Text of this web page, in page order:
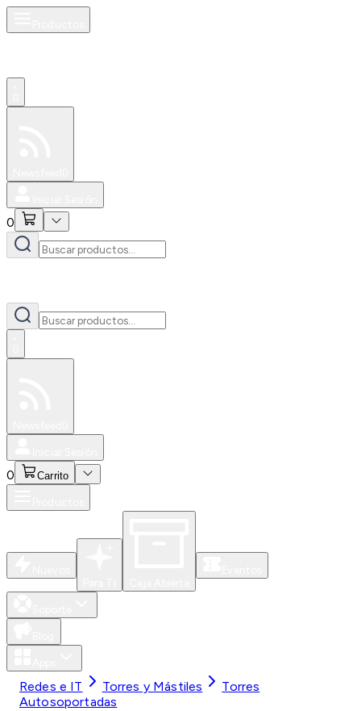
0
0 Carrito
Redes e IT Torres y Mástiles
Torres
Autosoportadas